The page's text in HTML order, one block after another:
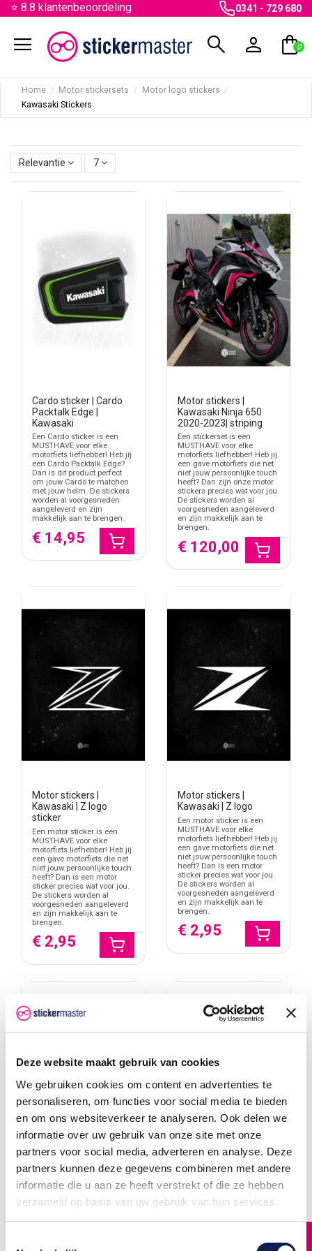
Deze website maakt gebruik van cookies
We gebruiken cookies om content en advertenties te
personaliseren, om functies voor social media te bieden
en om ons websiteverkeer te analyseren. Ook delen we
informatie over uw gebruik van onze site met onze
partners voor social media, adverteren en analyse. Deze
partners kunnen deze gegevens combineren met andere
informatie die u aan ze heeft verstrekt of die ze hebben
verzameld op basis van uw gebruik van hun services.
⭐ 8.8 klantenbeoordeling 0341 - 729 680
menu search person shopping_bag
0
Home Motor stickersets
Motor logo stickers
Kawasaki Stickers
Relevantie 7
Cardo sticker | Cardo
Packtalk Edge |
Kawasaki
Een Cardo sticker is een
MUSTHAVE voor elke
motorfiets liefhebber! Heb jij
een Cardo Packtalk Edge?
Dan is dit product perfect
om jouw Cardo te matchen
met jouw helm. De stickers
worden al voorgesneden
aangeleverd en zijn
makkelijk aan te brengen.
€ 14,95
Motor stickers |
Kawasaki Ninja 650
2020-2023| striping
Een stickerset is een
MUSTHAVE voor elke
motorfiets liefhebber! Heb jij
een gave motorfiets die net
niet jouw persoonlijke touch
heeft? Dan zijn onze motor
stickers precies wat voor jou.
De stickers worden al
voorgesneden aangeleverd
en zijn makkelijk aan te
brengen.
€ 120,00
Motor stickers |
Kawasaki | Z logo
sticker
Een motor sticker is een
MUSTHAVE voor elke
motorfiets liefhebber! Heb jij
een gave motorfiets die net
niet jouw persoonlijke touch
heeft? Dan is een motor
sticker precies wat voor jou.
De stickers worden al
voorgesneden aangeleverd
en zijn makkelijk aan te
brengen.
€ 2,95
Motor stickers |
Kawasaki | Z logo
Een motor sticker is een
MUSTHAVE voor elke
motorfiets liefhebber! Heb jij
een gave motorfiets die net
niet jouw persoonlijke touch
heeft? Dan is een motor
sticker precies wat voor jou.
De stickers worden al
voorgesneden aangeleverd
en zijn makkelijk aan te
brengen.
€ 2,95
Motor stickers |
Kawasaki | Z750 sticker
Een motor sticker is een
Motor stickers |
Kawasaki | Z900 sticker
niet jouw persoonlijke touch